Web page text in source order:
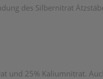
des Silbernitrat
und 25% Kaliumnitrat.